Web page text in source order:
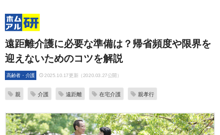
遠距離介護に必要な準備は？帰省頻度や限界を
迎えないためのコツを解説
高齢者・介護 2025.10.17更新（2020.03.27公開）
親 介護 遠距離 在宅介護 親孝行